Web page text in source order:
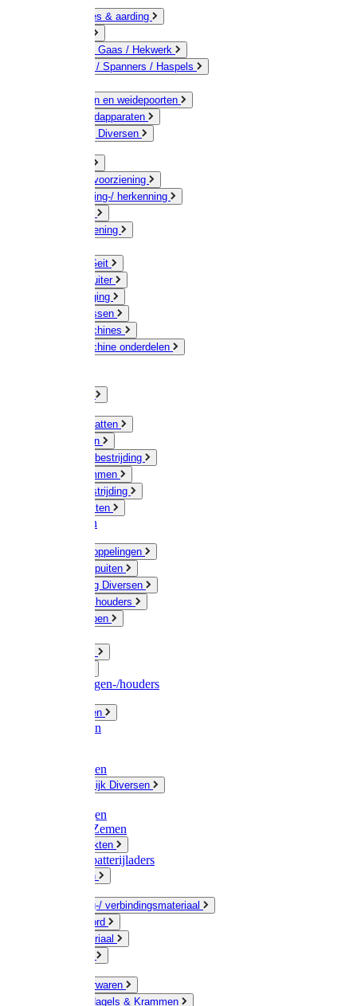
Accessoires & aarding
Geleiders / Gaas / Hekwerk
Verbinders / Spanners / Haspels
Doorgangen en weidepoorten
Schrikdraadapparaten
Afrastering Diversen
Drinkwatervoorziening
Veemarkering-/ herkenning
Voervoorziening
Schaap / Geit
Paard & Ruiter
Veeverzorging
Scheermessen
Scheermachines
Scheermachine onderdelen
Muizen / Ratten
Drukspuiten
Ongediertebestrijding
Mollenklemmen
Onkruidbestrijding
Vliegenkasten
Meststoffen
Messing koppelingen
Gieters / Spuiten
Besproeiing Diversen
Slangen & houders
Waterpompen
Slangenwagen-/houders
Olie / Vetten
Chemicalien
Plasticzakken
Huishoudelijk Diversen
Zaksluitingen
Sponzen / Zemen
Zeepprodukten
Batterij & batterijladers
Zaklampen
Verpakking-/ verbindingsmateriaal
Touw / Koord
Afdekmateriaal
Kleine ijzerwaren
Spijkers, Nagels & Krammen